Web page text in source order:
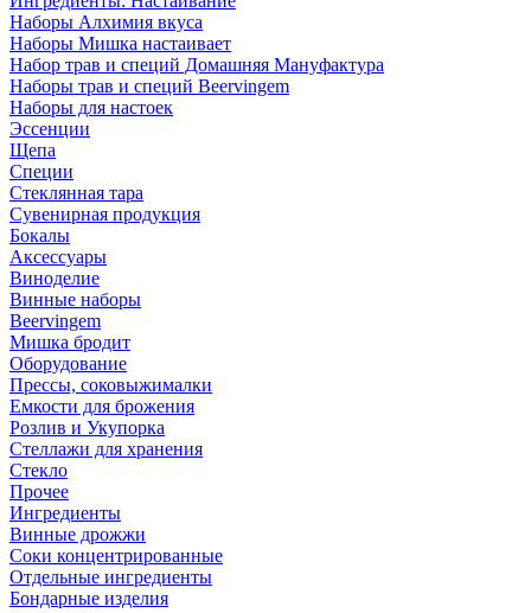
Наборы Алхимия вкуса
Наборы Мишка настаивает
Набор трав и специй Домашняя Мануфактура
Наборы трав и специй Beervingem
Наборы для настоек
Эссенции
Щепа
Специи
Стеклянная тара
Сувенирная продукция
Бокалы
Аксессуары
Виноделие
Винные наборы
Beervingem
Мишка бродит
Оборудование
Прессы, соковыжималки
Емкости для брожения
Розлив и Укупорка
Стеллажи для хранения
Стекло
Прочее
Ингредиенты
Винные дрожжи
Соки концентрированные
Отдельные ингредиенты
Бондарные изделия